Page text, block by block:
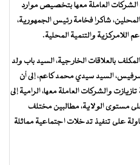
العاملة معها بتخصيص موارد
شاكرا فخامة رئيس الجمهورية،
اللامركزية والتنمية المحلية.
بالعلاقات الخارجية، السيد باب ولد
السيد سيدي محمد كاعم، إلى أن
والشركات العاملة معها، الرامية إلى
مستوى الولاية، مطالبين مختلف
على تنفيذ تدخلات اجتماعية مماثلة